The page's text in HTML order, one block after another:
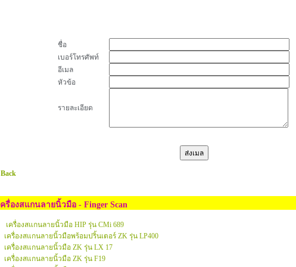
ชื่อ
เบอร์โทรศัพท์
อีเมล
หัวข้อ
รายละเอียด
ครื่องสแกนลายนิ้วมือ - Finger Scan
เครื่องสแกนลายนิ้วมือ HIP รุ่น CMi 689
เครื่องสแกนลายนิ้วมือพร้อมปริ้นเตอร์ ZK รุ่น LP400
เครื่องสแกนลายนิ้วมือ ZK รุ่น LX 17
เครื่องสแกนลายนิ้วมือ ZK รุ่น F19